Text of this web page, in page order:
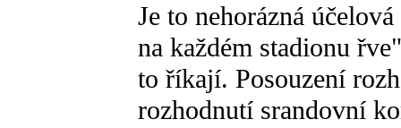
Je to nehorázná
na každém stadionu
to říkají. Posouzení
rozhodnutí srandovní